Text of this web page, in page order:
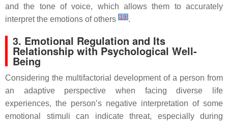
and the tone of voice, which allows them to accurately
interpret the emotions of others [19].
3. Emotional Regulation and Its
Relationship with Psychological Well-
Being
Considering the multifactorial development of a person from
an adaptive perspective when facing diverse life
experiences, the person’s negative interpretation of some
emotional stimuli can indicate threat, especially during